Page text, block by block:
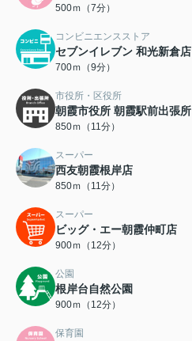
500ｍ（7分）
コンビニエンスストア
セブンイレブン 和光新倉店
700ｍ（9分）
市役所・区役所
朝霞市役所 朝霞駅前出張所
850ｍ（11分）
スーパー
西友朝霞根岸店
850ｍ（11分）
スーパー
ビッグ・エー朝霞仲町店
900ｍ（12分）
公園
根岸台自然公園
900ｍ（12分）
保育園